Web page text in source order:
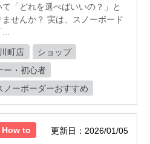
「どれを選べばいいの？」と
せんか？ 実は、スノーボード
町店
ショップ
ー・初心者
ノーボーダーおすすめ
How to 更新日：2026/01/05